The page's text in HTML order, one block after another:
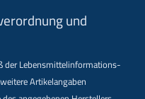
und
der Lebensmittel­informations­
Artikelangaben